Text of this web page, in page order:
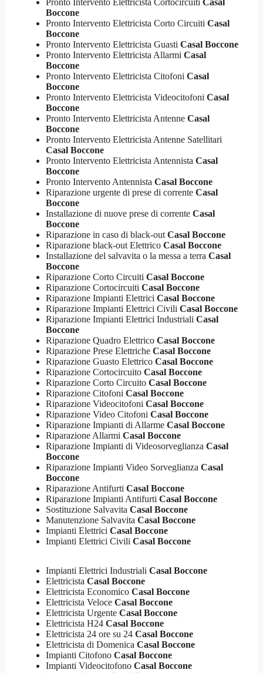
Pronto Intervento Elettricista Cortocircuiti Casal
Boccone
Pronto Intervento Elettricista Corto Circuiti Casal
Boccone
Pronto Intervento Elettricista Guasti Casal Boccone
Pronto Intervento Elettricista Allarmi Casal
Boccone
Pronto Intervento Elettricista Citofoni Casal
Boccone
Pronto Intervento Elettricista Videocitofoni Casal
Boccone
Pronto Intervento Elettricista Antenne Casal
Boccone
Pronto Intervento Elettricista Antenne Satellitari
Casal Boccone
Pronto Intervento Elettricista Antennista Casal
Boccone
Pronto Intervento Antennista Casal Boccone
Riparazione urgente di prese di corrente Casal
Boccone
Installazione di nuove prese di corrente Casal
Boccone
Riparazione in caso di black-out Casal Boccone
Riparazione black-out Elettrico Casal Boccone
Installazione del salvavita o la messa a terra Casal
Boccone
Riparazione Corto Circuiti Casal Boccone
Riparazione Cortocircuiti Casal Boccone
Riparazione Impianti Elettrici Casal Boccone
Riparazione Impianti Elettrici Civili Casal Boccone
Riparazione Impianti Elettrici Industriali Casal
Boccone
Riparazione Quadro Elettrico Casal Boccone
Riparazione Prese Elettriche Casal Boccone
Riparazione Guasto Elettrico Casal Boccone
Riparazione Cortocircuito Casal Boccone
Riparazione Corto Circuito Casal Boccone
Riparazione Citofoni Casal Boccone
Riparazione Videocitofoni Casal Boccone
Riparazione Video Citofoni Casal Boccone
Riparazione Impianti di Allarme Casal Boccone
Riparazione Allarmi Casal Boccone
Riparazione Impianti di Videosorveglianza Casal
Boccone
Riparazione Impianti Video Sorveglianza Casal
Boccone
Riparazione Antifurti Casal Boccone
Riparazione Impianti Antifurti Casal Boccone
Sostituzione Salvavita Casal Boccone
Manutenzione Salvavita Casal Boccone
Impianti Elettrici Casal Boccone
Impianti Elettrici Civili Casal Boccone
Impianti Elettrici Industriali Casal Boccone
Elettricista Casal Boccone
Elettricista Economico Casal Boccone
Elettricista Veloce Casal Boccone
Elettricista Urgente Casal Boccone
Elettricista H24 Casal Boccone
Elettricista 24 ore su 24 Casal Boccone
Elettricista di Domenica Casal Boccone
Impianti Citofono Casal Boccone
Impianti Videocitofono Casal Boccone